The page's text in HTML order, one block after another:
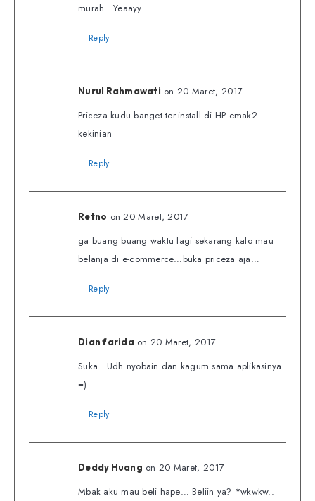
murah.. Yeaayy
Reply
Nurul Rahmawati on 20 Maret, 2017
Priceza kudu banget ter-install di HP emak2
kekinian
Reply
Retno on 20 Maret, 2017
ga buang buang waktu lagi sekarang kalo mau
belanja di e-commerce…buka priceza aja…
Reply
Dian farida on 20 Maret, 2017
Suka.. Udh nyobain dan kagum sama aplikasinya
=)
Reply
Deddy Huang on 20 Maret, 2017
Mbak aku mau beli hape… Beliin ya? *wkwkw..